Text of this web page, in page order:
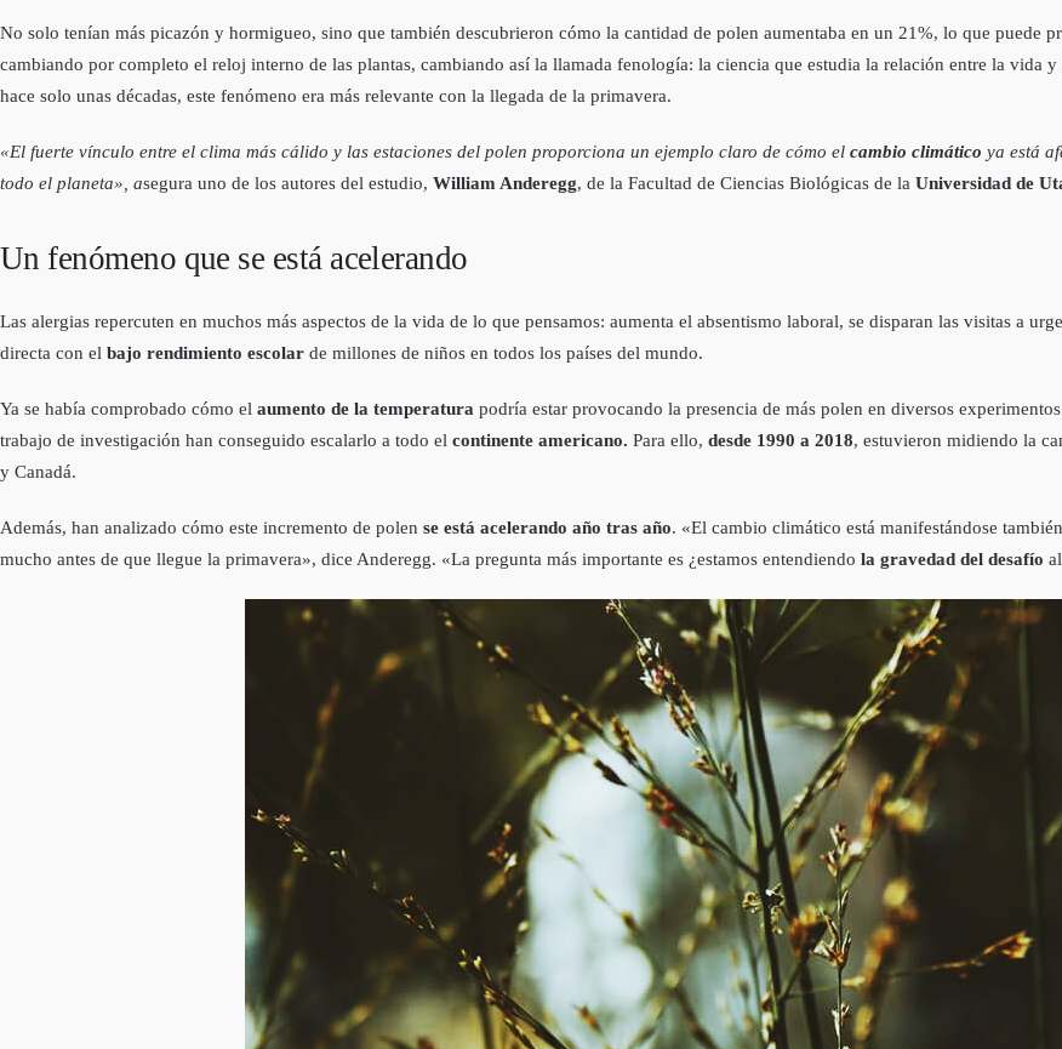
No solo tenían más picazón y hormigueo, sino que también descubrieron cómo la cantidad de polen aumentaba en un 21%, lo que puede
cambiando por completo el reloj interno de las plantas, cambiando así la llamada fenología: la ciencia que estudia la relación entre la
hace solo unas décadas, este fenómeno era más relevante con la llegada de la primavera.
«El fuerte vínculo entre el clima más cálido y las estaciones del polen proporciona un ejemplo claro de cómo el cambio climático ya está
todo el planeta», asegura uno de los autores del estudio, William Anderegg, de la Facultad de Ciencias Biológicas de la Universidad de
Un fenómeno que se está acelerando
Las alergias repercuten en muchos más aspectos de la vida de lo que pensamos: aumenta el absentismo laboral, se disparan las visitas a
directa con el bajo rendimiento escolar de millones de niños en todos los países del mundo.
Ya se había comprobado cómo el aumento de la temperatura podría estar provocando la presencia de más polen en diversos
trabajo de investigación han conseguido escalarlo a todo el continente americano. Para ello, desde 1990 a 2018, estuvieron midiendo la
y Canadá.
Además, han analizado cómo este incremento de polen se está acelerando año tras año. «El cambio climático está manifestándose
mucho antes de que llegue la primavera», dice Anderegg. «La pregunta más importante es ¿estamos entendiendo la gravedad del desafío